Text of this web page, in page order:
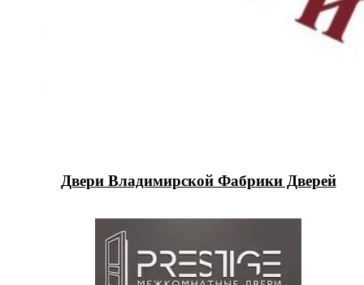
Двери Владимирской Фабрики Дверей